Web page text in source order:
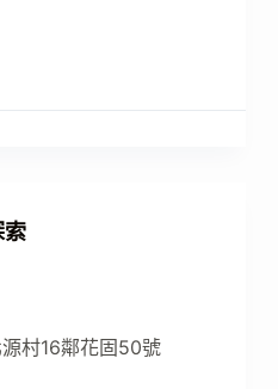
索
村16鄰花固50號